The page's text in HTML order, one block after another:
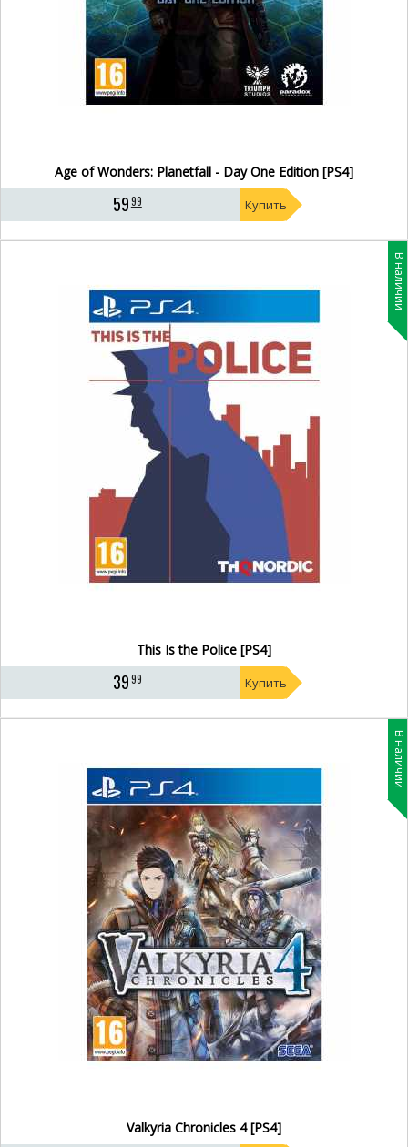
Age of Wonders: Planetfall - Day One Edition [PS4]
5999 Купить
В наличии
This Is the Police [PS4]
3999 Купить
В наличии
Valkyria Chronicles 4 [PS4]